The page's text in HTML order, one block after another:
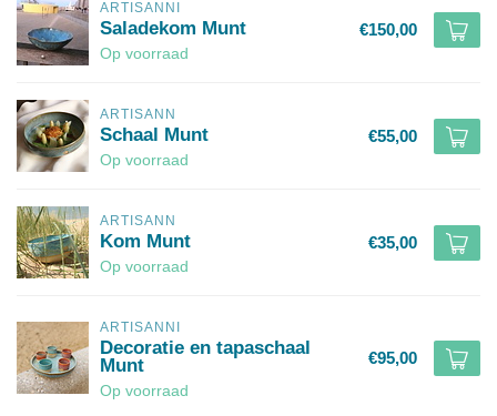
ARTISANNI
Saladekom Munt
Op voorraad
€150,00
ARTISANN
Schaal Munt
Op voorraad
€55,00
ARTISANN
Kom Munt
Op voorraad
€35,00
ARTISANNI
Decoratie en tapaschaal
Munt
Op voorraad
€95,00